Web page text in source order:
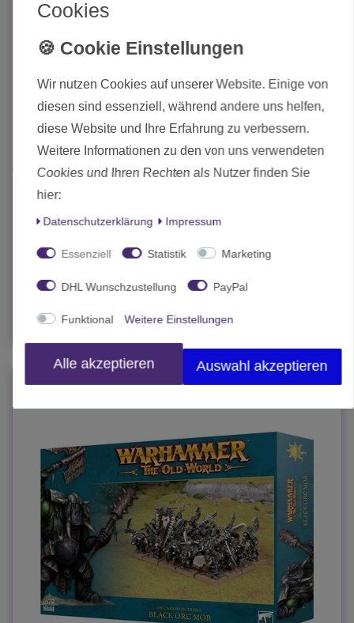
20,00 € *
inkl. MwSt.zzgl.Versand
-10%
Cookies
Wir nutzen Cookies auf unserer Website. Einige von
diesen sind essenziell, während andere uns helfen,
diese Website und Ihre Erfahrung zu verbessern.
Weitere Informationen zu den von uns verwendeten
Cookies und Ihren Rechten als Nutzer finden Sie
hier:
Daten­schutz­erklärung Impressum
Essenziell Statistik Marketing
DHL Wunschzustellung PayPal
Funktional Weitere Einstellungen
Alle akzeptieren Auswahl akzeptieren